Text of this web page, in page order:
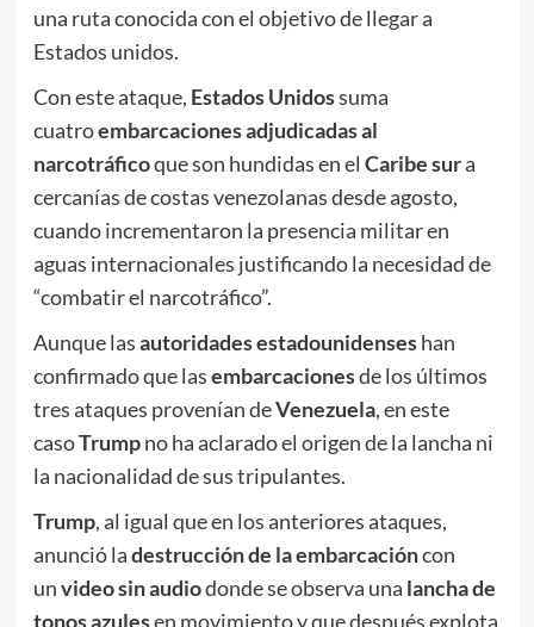
una ruta conocida con el objetivo de llegar a
Estados unidos.
Con este ataque, Estados Unidossuma
cuatroembarcaciones adjudicadas al
narcotráficoque son hundidas en el Caribe sura
cercanías de costas venezolanas desde agosto,
cuando incrementaron la presencia militar en
aguas internacionales justificando la necesidad de
“combatir el narcotráfico”.
Aunque lasautoridades estadounidenseshan
confirmado que lasembarcacionesde los últimos
tres ataques provenían deVenezuela, en este
casoTrumpno ha aclarado el origen de la lancha ni
la nacionalidad de sus tripulantes.
Trump, al igual que en los anteriores ataques,
anunció ladestrucción de la embarcacióncon
unvideo sin audiodonde se observa una lancha de
tonos azulesen movimiento y que después explota